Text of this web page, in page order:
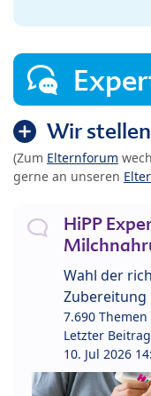
Wir
(Zum Elternforum
gerne an unseren
HiPP
Wahl der
Zubereitung
7.690
Letzter
10. Jul 2026